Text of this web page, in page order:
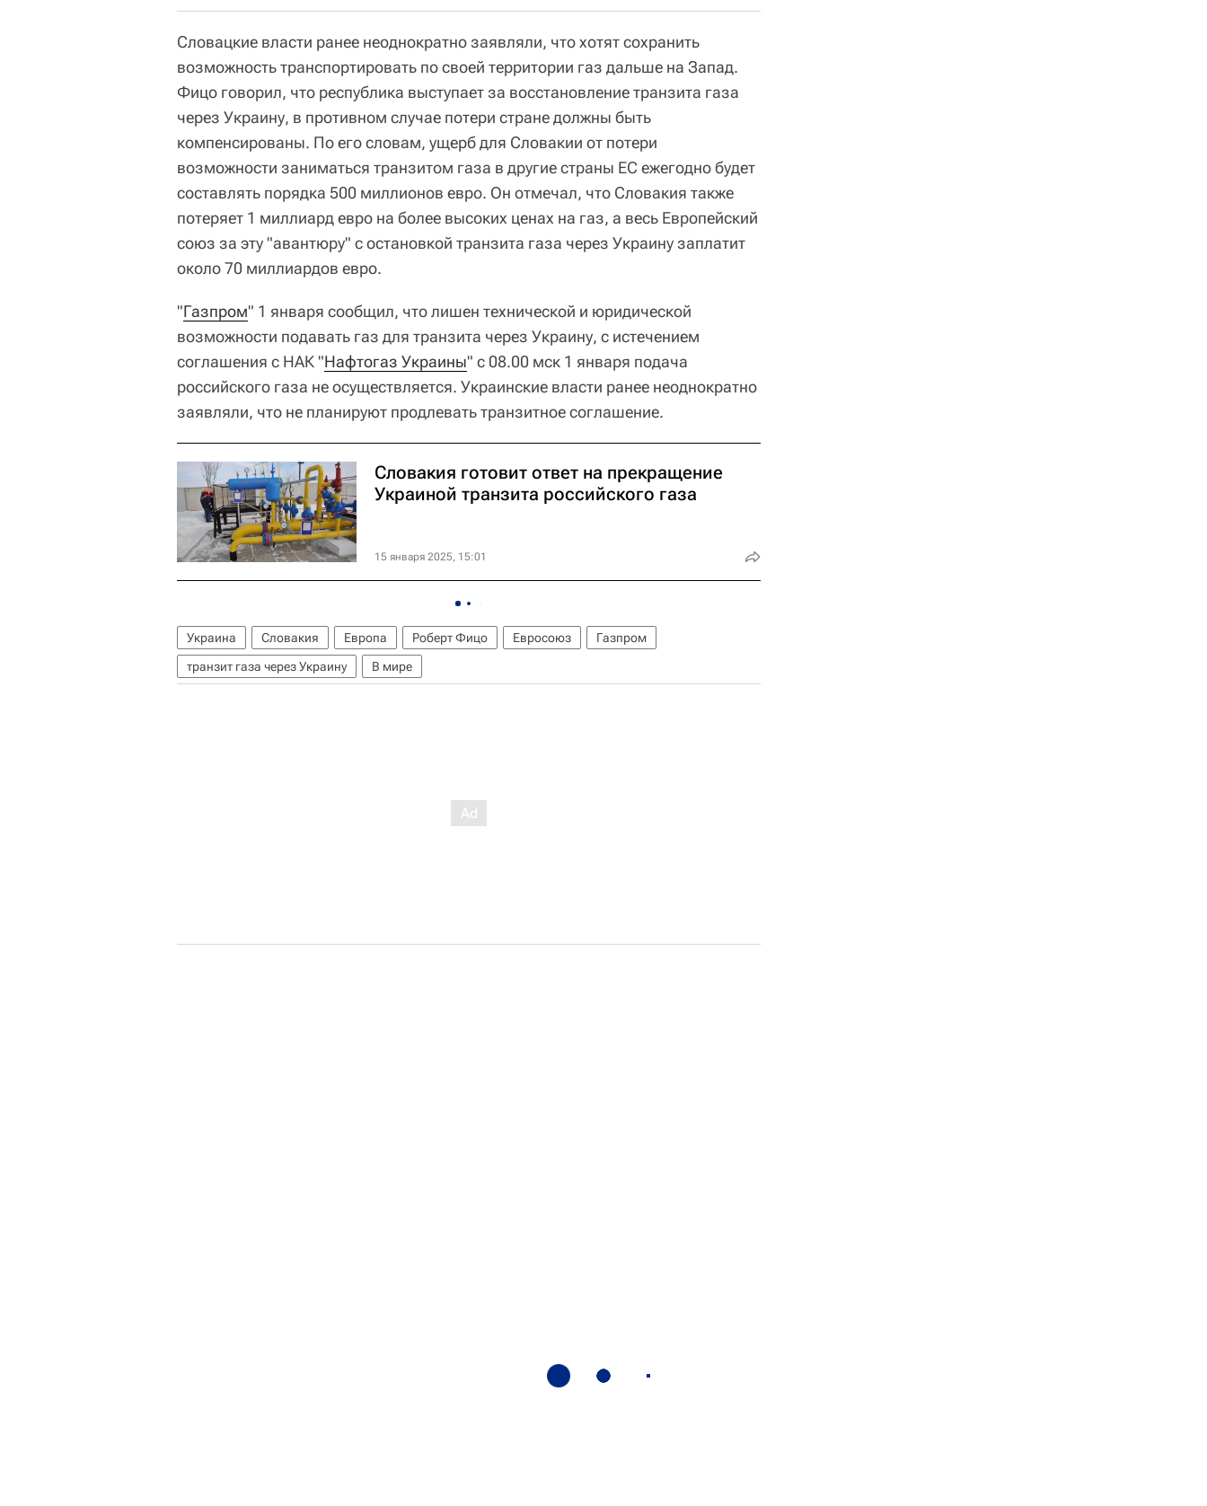
Словацкие власти ранее неоднократно заявляли, что хотят сохранить
возможность транспортировать по своей территории газ дальше на Запад.
Фицо говорил, что республика выступает за восстановление транзита газа
через Украину, в противном случае потери стране должны быть
компенсированы. По его словам, ущерб для Словакии от потери
возможности заниматься транзитом газа в другие страны ЕС ежегодно будет
составлять порядка 500 миллионов евро. Он отмечал, что Словакия также
потеряет 1 миллиард евро на более высоких ценах на газ, а весь Европейский
союз за эту "авантюру" с остановкой транзита газа через Украину заплатит
около 70 миллиардов евро.
"Газпром" 1 января сообщил, что лишен технической и юридической
возможности подавать газ для транзита через Украину, с истечением
соглашения с НАК "Нафтогаз Украины" с 08.00 мск 1 января подача
российского газа не осуществляется. Украинские власти ранее неоднократно
заявляли, что не планируют продлевать транзитное соглашение.
Словакия готовит ответ на прекращение
Украиной транзита российского газа
15 января 2025, 15:01
Украина Словакия Европа Роберт Фицо Евросоюз
Газпром
транзит газа через Украину
В мире